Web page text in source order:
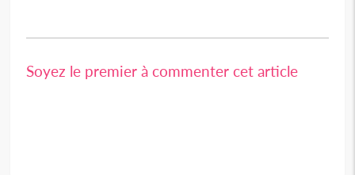
Soyez le premier à commenter cet article